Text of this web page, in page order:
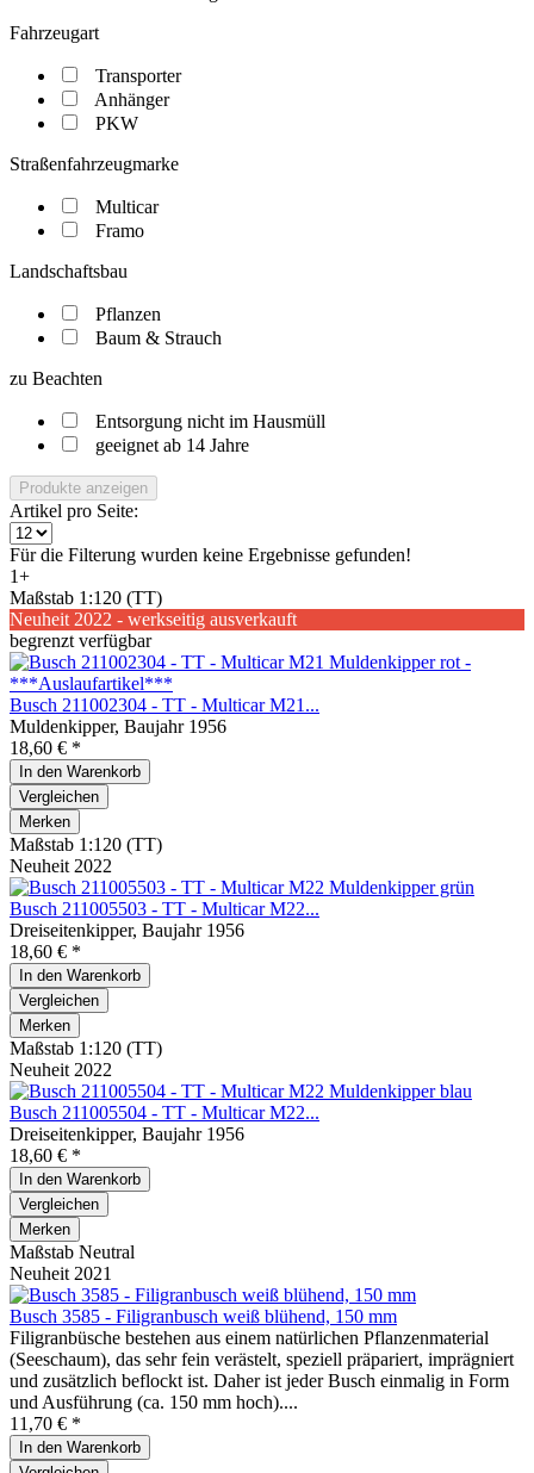
Fahrzeugart
Transporter
Anhänger
PKW
Straßenfahrzeugmarke
Multicar
Framo
Landschaftsbau
Pflanzen
Baum & Strauch
zu Beachten
Entsorgung nicht im Hausmüll
geeignet ab 14 Jahre
Produkte anzeigen
Artikel pro Seite:
Für die Filterung wurden keine Ergebnisse gefunden!
1+
Maßstab 1:120 (TT)
Neuheit 2022 - werkseitig ausverkauft
begrenzt verfügbar
Busch 211002304 - TT - Multicar M21...
Muldenkipper, Baujahr 1956
18,60 € *
In den Warenkorb
Vergleichen
Merken
Maßstab 1:120 (TT)
Neuheit 2022
Busch 211005503 - TT - Multicar M22...
Dreiseitenkipper, Baujahr 1956
18,60 € *
In den Warenkorb
Vergleichen
Merken
Maßstab 1:120 (TT)
Neuheit 2022
Busch 211005504 - TT - Multicar M22...
Dreiseitenkipper, Baujahr 1956
18,60 € *
In den Warenkorb
Vergleichen
Merken
Maßstab Neutral
Neuheit 2021
Busch 3585 - Filigranbusch weiß blühend, 150 mm
Filigranbüsche bestehen aus einem natürlichen Pflanzenmaterial
(Seeschaum), das sehr fein verästelt, speziell präpariert, imprägniert
und zusätzlich beflockt ist. Daher ist jeder Busch einmalig in Form
und Ausführung (ca. 150 mm hoch)....
11,70 € *
In den Warenkorb